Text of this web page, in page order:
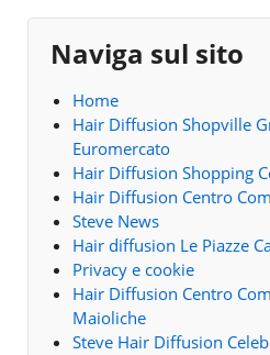
Naviga sul sito
Home
Hair Diffusion Shopville
Euromercato
Hair Diffusion Shopping
Hair Diffusion Centro
Steve News
Hair diffusion Le Piazze
Privacy e cookie
Hair Diffusion Centro
Maioliche
Steve Hair Diffusion